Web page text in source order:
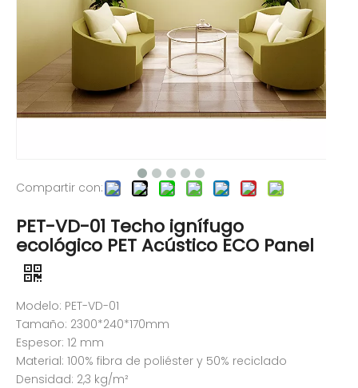
Compartir con:
PET-VD-01 Techo ignífugo
ecológico PET Acústico ECO Panel
Modelo: PET-VD-01
Tamaño: 2300*240*170mm
Espesor: 12 mm
Material: 100% fibra de poliéster y 50% reciclado
Densidad: 2,3 kg/m²